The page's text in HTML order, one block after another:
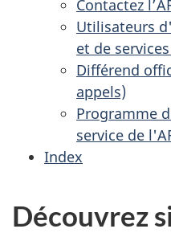
Contactez
Utilisateurs
et de
Différend
appels)
Programme
service de
Index
Découvrez